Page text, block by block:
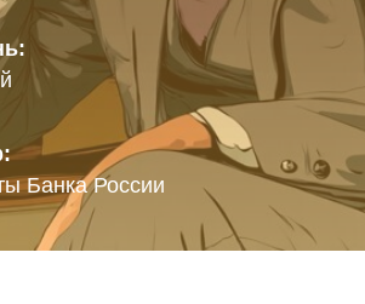
Банка России